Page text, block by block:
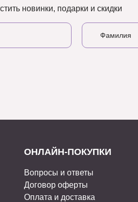
новинки, подарки и скидки
ОНЛАЙН-ПОКУПКИ
Вопросы и ответы
Договор оферты
Оплата и доставка